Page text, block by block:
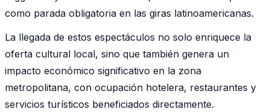
como parada obligatoria en las giras latinoamericanas.
La llegada de estos espectáculos no solo enriquece la
oferta cultural local, sino que también genera un
impacto económico significativo en la zona
metropolitana, con ocupación hotelera, restaurantes y
servicios turísticos beneficiados directamente.